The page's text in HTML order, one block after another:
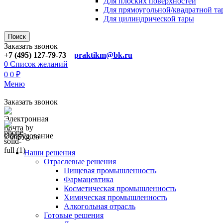
Для прямоугoльной/квадратной
Для цилиндрической тaры
Поиск
Заказать звонок
+7 (495) 127-79-73
praktikm@bk.ru
0 Список желаний
0 0 ₽
Меню
Заказать звонок
Оборудование
Наши решения
Отраслевые решения
Пищевая промышленность
Фармацевтика
Косметическая промышленность
Химическая промышленность
Алкогольная отрасль
Готовые решения